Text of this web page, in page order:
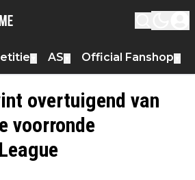
AS Official Fanshop
overtuigend van
voorronde